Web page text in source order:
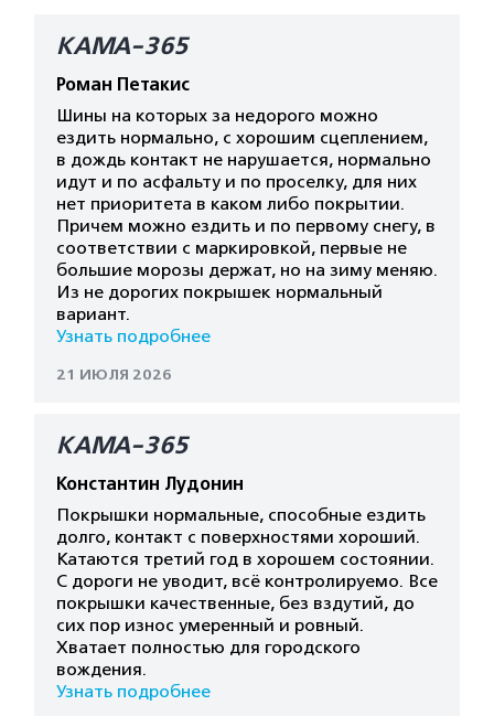
КАМА-365
Роман Петакис
Шины на которых за недорого можно
ездить нормально, с хорошим сцеплением,
в дождь контакт не нарушается, нормально
идут и по асфальту и по проселку, для них
нет приоритета в каком либо покрытии.
Причем можно ездить и по первому снегу, в
соответствии с маркировкой, первые не
большие морозы держат, но на зиму меняю.
Из не дорогих покрышек нормальный
вариант.
Узнать подробнее
21 ИЮЛЯ 2026
КАМА-365
Константин Лудонин
Покрышки нормальные, способные ездить
долго, контакт с поверхностями хороший.
Катаются третий год в хорошем состоянии.
С дороги не уводит, всё контролируемо. Все
покрышки качественные, без вздутий, до
сих пор износ умеренный и ровный.
Хватает полностью для городского
вождения.
Узнать подробнее